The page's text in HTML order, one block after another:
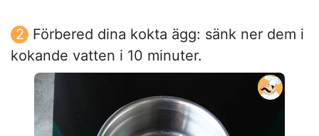
Förbered dina kokta ägg: sänk ner dem i
kokande vatten i 10 minuter.